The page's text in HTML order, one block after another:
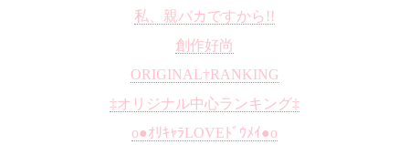
私、親バカですから!!
創作好尚
ORIGINAL†RANKING
‡オリジナル中心ランキング‡
ο●ｵﾘｷｬﾗLOVEﾄﾞｳﾒｲ●ο